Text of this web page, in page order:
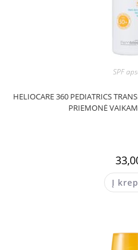
SPF
HELIOCARE 360 PEDIATRICS
PRIEMONĖ
Į